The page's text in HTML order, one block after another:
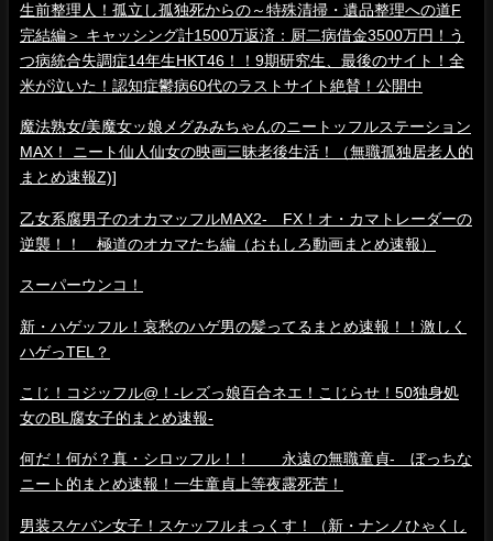
生前整理人！孤立し孤独死からの～特殊清掃・遺品整理への道F
完結編＞ キャッシング計1500万返済：厨二病借金3500万円！う
つ病統合失調症14年生HKT46！！9期研究生、最後のサイト！全
米が泣いた！認知症鬱病60代のラストサイト絶賛！公開中
魔法熟女/美魔女ッ娘メグみみちゃんのニートッフルステーション
MAX！ ニート仙人仙女の映画三昧老後生活！（無職孤独居老人的
まとめ速報Z)]
乙女系腐男子のオカマッフルMAX2- FX！オ・カマトレーダーの
逆襲！！ 極道のオカマたち編（おもしろ動画まとめ速報）
スーパーウンコ！
新・ハゲッフル！哀愁のハゲ男の髪ってるまとめ速報！！激しく
ハゲっTEL？
こじ！コジッフル@！-レズっ娘百合ネエ！こじらせ！50独身処
女のBL腐女子的まとめ速報-
何だ！何が？真・シロッフル！！ 永遠の無職童貞- ぼっちな
ニート的まとめ速報！一生童貞上等夜露死苦！
男装スケバン女子！スケッフルまっくす！（新・ナンノひゃくし